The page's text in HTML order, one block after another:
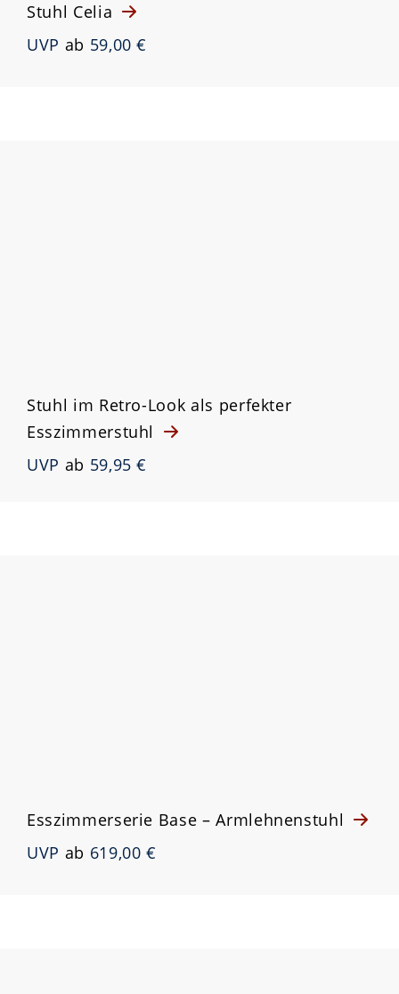
Stuhl Celia
UVP ab 59,00 €
Stuhl im Retro-Look als perfekter
Esszimmerstuhl
UVP ab 59,95 €
Esszimmerserie Base – Armlehnenstuhl
UVP ab 619,00 €